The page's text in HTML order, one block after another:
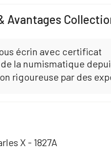
Avantages
écrin avec certificat
la numismatique
rigoureuse par des
X - 1827A